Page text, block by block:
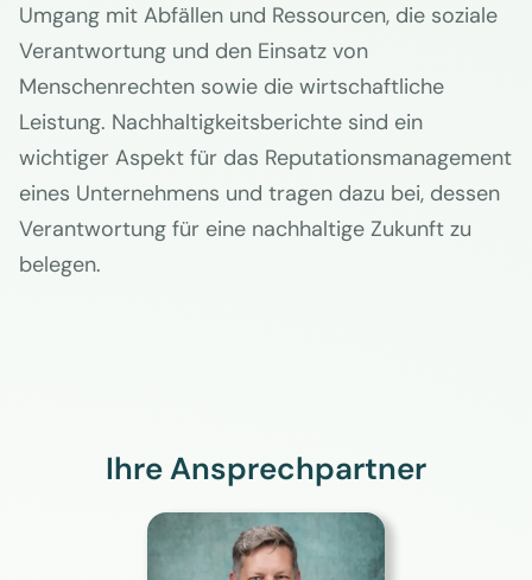
Umgang mit Abfällen und Ressourcen, die soziale
Verantwortung und den Einsatz von
Menschenrechten sowie die wirtschaftliche
Leistung. Nachhaltigkeitsberichte sind ein
wichtiger Aspekt für das Reputationsmanagement
eines Unternehmens und tragen dazu bei, dessen
Verantwortung für eine nachhaltige Zukunft zu
belegen.
Ihre Ansprechpartner